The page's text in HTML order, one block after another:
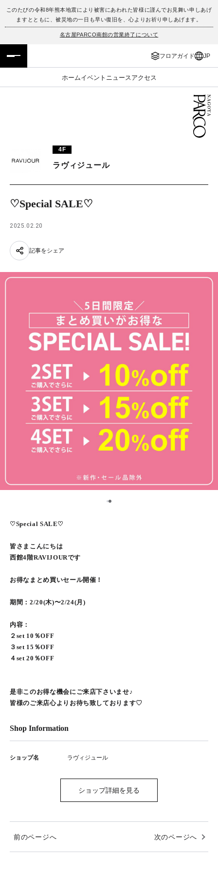
このたびの令和8年熊本地震により被害にあわれた皆様に謹んでお見舞い申しあげ
ますとともに、被災地の一日も早い復旧を、心よりお祈り申しあげます。
名古屋PARCO南館の営業終了について
フロアガイド JP
ホームイベント ニュース アクセス
フロアガイド
イベント・ポップアップ
TAX FREE
JP
ENGLISH
4F
ラヴィジュール
♡Special SALE♡
2025.02.20
記事をシェア
1
♡Special SALE♡
皆さまこんにちは
西館4階RAVIJOURです
お得なまとめ買いセール開催！
期間：2/20(木)〜2/24(月)
内容：
２set 10％OFF
３set 15％OFF
４set 20％OFF
是非このお得な機会にご来店下さいませ♪
皆様のご来店心よりお待ち致しております♡
Shop Information
ショップ名 ラヴィジュール
ショップ詳細を見る
前のページへ 次のページへ